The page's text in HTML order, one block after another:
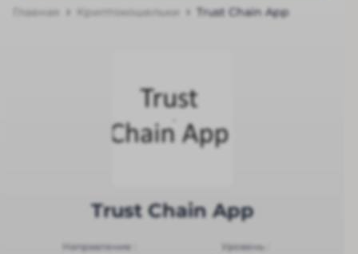
Главная Криптокошельки Trust Chain App
Trust Chain App
Направление : Уровень :